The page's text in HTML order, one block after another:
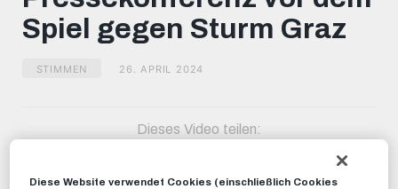
minutes,
39
seconds
Spiel gegen Sturm Graz
STIMMEN 26. APRIL 2024
Dieses Video teilen:
Diese Website verwendet Cookies (einschließlich Cookies